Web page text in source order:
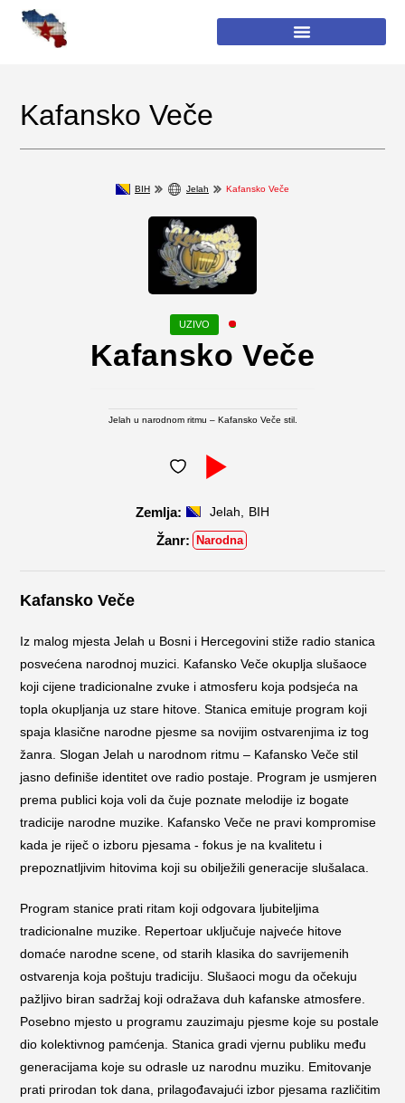
Kafansko Veče
BIH Jelah Kafansko Veče
Kafansko Veče
Jelah u narodnom ritmu – Kafansko Veče stil.
Jelah BIH
Narodna
Kafansko Veče
Iz malog mjesta Jelah u Bosni i Hercegovini stiže radio stanica
posvećena narodnoj muzici. Kafansko Veče okuplja slušaoce
koji cijene tradicionalne zvuke i atmosferu koja podsjeća na
topla okupljanja uz stare hitove. Stanica emituje program koji
spaja klasične narodne pjesme sa novijim ostvarenjima iz tog
žanra. Slogan Jelah u narodnom ritmu – Kafansko Veče stil
jasno definiše identitet ove radio postaje. Program je usmjeren
prema publici koja voli da čuje poznate melodije iz bogate
tradicije narodne muzike. Kafansko Veče ne pravi kompromise
kada je riječ o izboru pjesama - fokus je na kvalitetu i
prepoznatljivim hitovima koji su obilježili generacije slušalaca.
Program stanice prati ritam koji odgovara ljubiteljima
tradicionalne muzike. Repertoar uključuje najveće hitove
domaće narodne scene, od starih klasika do savrijemenih
ostvarenja koja poštuju tradiciju. Slušaoci mogu da očekuju
pažljivo biran sadržaj koji odražava duh kafanske atmosfere.
Posebno mjesto u programu zauzimaju pjesme koje su postale
dio kolektivnog pamćenja. Stanica gradi vjernu publiku među
generacijama koje su odrasle uz narodnu muziku. Emitovanje
prati prirodan tok dana, prilagođavajući izbor pjesama različitim